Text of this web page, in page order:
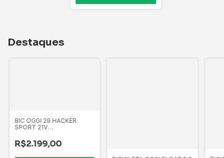
Destaques
BIC OGGI 29 HACKER
SPORT 21V
R$2.199,00